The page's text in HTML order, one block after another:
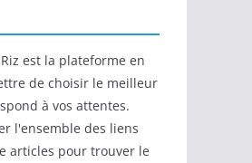
est la plateforme en
de choisir le meilleur
à vos attentes.
l'ensemble des liens
articles pour trouver le